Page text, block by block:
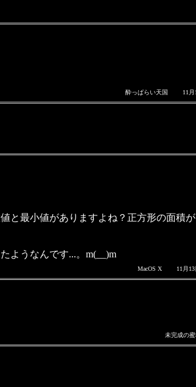
酔っぱらい天国 11
最小値がありますよね？正方形の面積
ようなんです...。m(__)m
MacOS X 11月
未完成の